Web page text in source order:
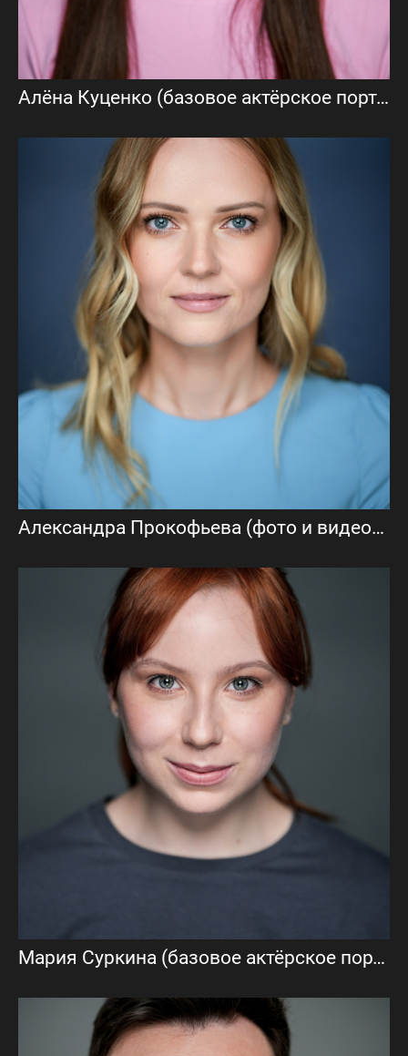
Алёна Куценко (базовое актёрское портфолио)
Александра Прокофьева (фото и видеовизитка)
Мария Суркина (базовое актёрское портфолио)